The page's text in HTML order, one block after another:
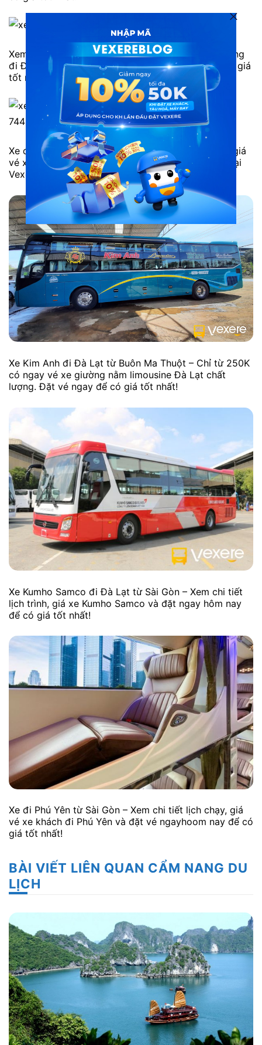
Xem chi tiết lịch trình, giá vé xe limousine Thảo Hồng
đi Đà Lạt từ Vũng Tàu. Đặt vé ngay hôm nay để có giá
tốt nhất!
Xe đi Tây Ninh từ Sài Gòn – Xem chi tiết lịch chạy, giá
vé xe khách Sài Gòn đi Tây Ninh và đặt chỗ ngay tại
Vexere để có giá tốt nhất!
Xe Kim Anh đi Đà Lạt từ Buôn Ma Thuột – Chỉ từ 250K
có ngay vé xe giường nằm limousine Đà Lạt chất
lượng. Đặt vé ngay để có giá tốt nhất!
Xe Kumho Samco đi Đà Lạt từ Sài Gòn – Xem chi tiết
lịch trình, giá xe Kumho Samco và đặt ngay hôm nay
để có giá tốt nhất!
Xe đi Phú Yên từ Sài Gòn – Xem chi tiết lịch chạy, giá
vé xe khách đi Phú Yên và đặt vé ngayhoom nay để có
giá tốt nhất!
BÀI VIẾT LIÊN QUAN CẨM NANG DU
LỊCH